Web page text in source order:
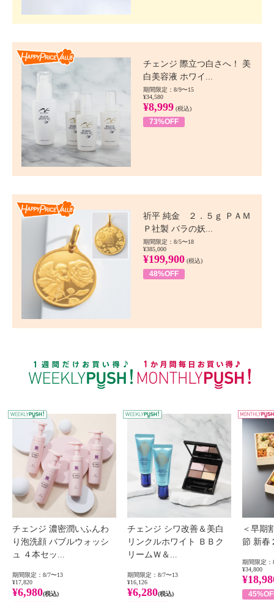
チェンジ 際立つ白さへ！ 美
白美容液 ホワイ...
期間限定：8/9〜15
¥34,580
¥8,999 (税込)
73%OFF
祈平 純金 ２．５ｇ ＰＡＭ
Ｐ社製 バラの妖...
期間限定：8/5〜18
¥385,000
¥199,900 (税込)
48%OFF
WEEKLY PUSH
チェンジ 濃密潤いふんわ
り泡洗顔 バブルウォッシ
ュ ４本セッ...
期間限定：8/7〜13
¥17,820
¥6,980(税込)
チェンジ シワ改善＆美白
リンクルホワイト ＢＢク
リームＷ＆...
期間限定：8/7〜13
¥16,126
¥6,280(税込)
＜早期
節 新春
期間限定：
¥34,800